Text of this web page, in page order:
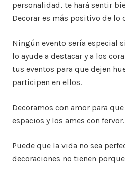
personalidad, te hará sentir
Decorar es más positivo de lo
Ningún evento sería especial
lo ayude a destacar y a los
tus eventos para que dejen
participen en ellos.
Decoramos con amor para
espacios y los ames con fervor.
Puede que la vida no sea
decoraciones no tienen